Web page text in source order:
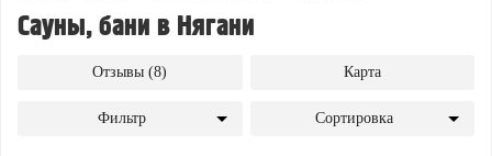
Сауны, бани в Нягани
Отзывы (8) Карта
Фильтр Сортировка